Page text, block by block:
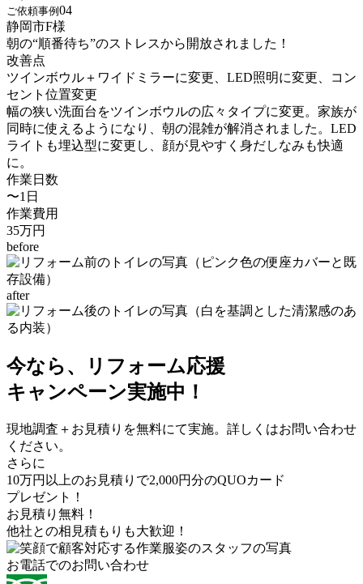
ご依頼事例 04
静岡市F様
朝の“順番待ち”のストレスから開放されました！
改善点
ツインボウル＋ワイドミラーに変更、LED照明に変更、コン
セント位置変更
幅の狭い洗面台をツインボウルの広々タイプに変更。家族が
同時に使えるようになり、朝の混雑が解消されました。LED
ライトも埋込型に変更し、顔が見やすく身だしなみも快適
に。
作業日数
〜1日
作業費用
35万円
before
after
今なら、リフォーム応援
キャンペーン実施中！
現地調査＋お見積りを無料にて実施。詳しくはお問い合わせ
ください。
さらに
10万円以上のお見積りで2,000円分のQUOカード
プレゼント！
お見積り無料！
他社との相見積もりも大歓迎！
お電話でのお問い合わせ